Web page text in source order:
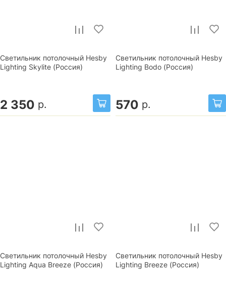
Светильник потолочный Hesby
Lighting Skylite (Россия)
2 350 р.
Светильник потолочный Hesby
Lighting Bodo (Россия)
570 р.
Светильник потолочный Hesby
Lighting Aqua Breeze (Россия)
Светильник потолочный Hesby
Lighting Breeze (Россия)